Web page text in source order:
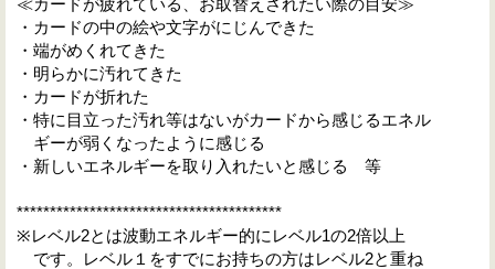
・カードの中の絵や文字がにじんできた
・端がめくれてきた
・明らかに汚れてきた
・カードが折れた
・特に目立った汚れ等はないがカードから感じるエネル
ギーが弱くなったように感じる
・新しいエネルギーを取り入れたいと感じる 等
****************************************
※レベル2とは波動エネルギー的にレベル1の2倍以上
です。レベル１をすでにお持ちの方はレベル2と重ね